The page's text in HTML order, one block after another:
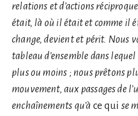
relations et d’actions
était, là où il était et comme il
change, devient et périt. Nous
tableau d’ensemble dans
plus ou moins ; nous prêtons
mouvement, aux passages de
enchaînements qu’à ce qui se